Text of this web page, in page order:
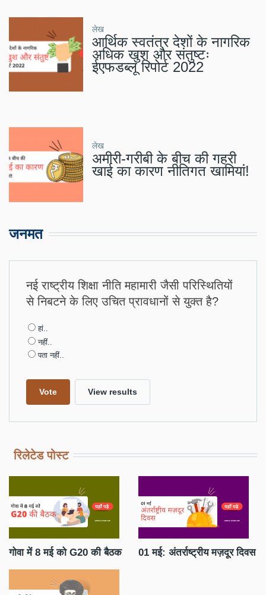
लेख
आर्थिक स्वतंत्र देशों के नागरिक
अधिक खुश और संतुष्टः
ईएफडब्लू रिपोर्ट 2022
लेख
अमीरी-गरीबी के बीच की गहरी
खाई का कारण नीतिगत खामियां!
जनमत
नई राष्ट्रीय शिक्षा नीति महामारी जैसी परिस्थितियों
से निबटने के लिए उचित प्रावधानों से युक्त है?
Choices
हां..
नहीं..
पता नहीं..
रिलेटेड पोस्ट
गोवा में 8 मई को G20 की बैठक 01 मई: अंतर्राष्ट्रीय मज़दूर दिवस